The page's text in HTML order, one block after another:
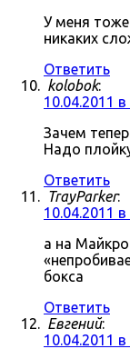
У меня
никаких
Ответить
kolobok:
10.04.2011 в
Зачем
Надо
Ответить
TrayParker:
10.04.2011 в
а на
бокса
Ответить
Евгений:
10.04.2011 в